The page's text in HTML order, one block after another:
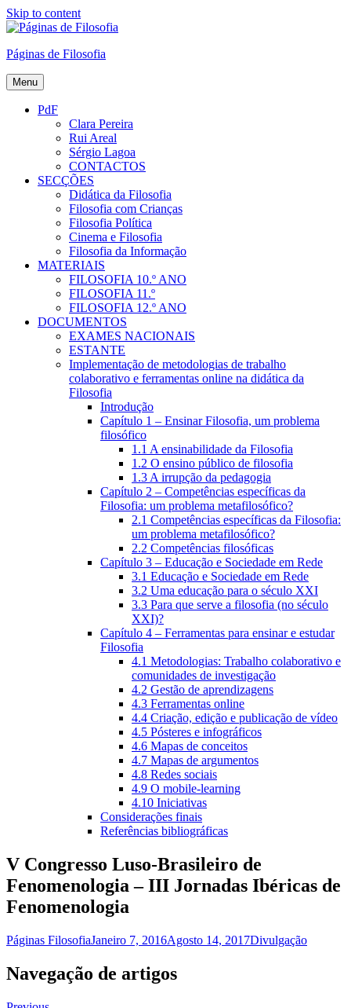
Skip to content
Páginas de Filosofia
Menu
PdF
Clara Pereira
Rui Areal
Sérgio Lagoa
CONTACTOS
SECÇÕES
Didática da Filosofia
Filosofia com Crianças
Filosofia Política
Cinema e Filosofia
Filosofia da Informação
MATERIAIS
FILOSOFIA 10.º ANO
FILOSOFIA 11.º
FILOSOFIA 12.º ANO
DOCUMENTOS
EXAMES NACIONAIS
ESTANTE
Implementação de metodologias de trabalho
colaborativo e ferramentas online na didática da
Filosofia
Introdução
Capítulo 1 – Ensinar Filosofia, um problema
filosófico
1.1 A ensinabilidade da Filosofia
1.2 O ensino público de filosofia
1.3 A irrupção da pedagogia
Capítulo 2 – Competências específicas da
Filosofia: um problema metafilosófico?
2.1 Competências específicas da Filosofia:
um problema metafilosófico?
2.2 Competências filosóficas
Capítulo 3 – Educação e Sociedade em Rede
3.1 Educação e Sociedade em Rede
3.2 Uma educação para o século XXI
3.3 Para que serve a filosofia (no século
XXI)?
Capítulo 4 – Ferramentas para ensinar e estudar
Filosofia
4.1 Metodologias: Trabalho colaborativo e
comunidades de investigação
4.2 Gestão de aprendizagens
4.3 Ferramentas online
4.4 Criação, edição e publicação de vídeo
4.5 Pósteres e infográficos
4.6 Mapas de conceitos
4.7 Mapas de argumentos
4.8 Redes sociais
4.9 O mobile-learning
4.10 Iniciativas
Considerações finais
Referências bibliográficas
V Congresso Luso-Brasileiro de
Fenomenologia – III Jornadas Ibéricas de
Fenomenologia
Páginas FilosofiaJaneiro 7, 2016Agosto 14, 2017Divulgação
Navegação de artigos